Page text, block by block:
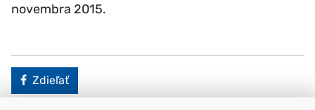
novembra 2015.
Facebook
Zdieľať